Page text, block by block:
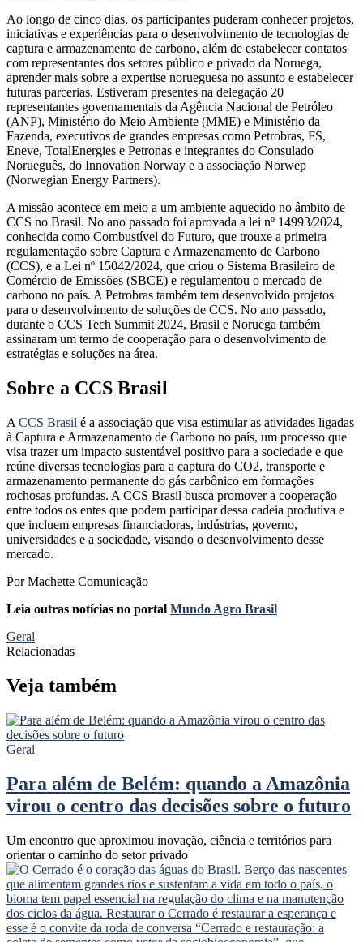
Ao longo de cinco dias, os participantes puderam conhecer projetos,
iniciativas e experiências para o desenvolvimento de tecnologias de
captura e armazenamento de carbono, além de estabelecer contatos
com representantes dos setores público e privado da Noruega,
aprender mais sobre a expertise norueguesa no assunto e estabelecer
futuras parcerias. Estiveram presentes na delegação 20
representantes governamentais da Agência Nacional de Petróleo
(ANP), Ministério do Meio Ambiente (MME) e Ministério da
Fazenda, executivos de grandes empresas como Petrobras, FS,
Eneve, TotalEnergies e Petronas e integrantes do Consulado
Norueguês, do Innovation Norway e a associação Norwep
(Norwegian Energy Partners).
A missão acontece em meio a um ambiente aquecido no âmbito de
CCS no Brasil. No ano passado foi aprovada a lei nº 14993/2024,
conhecida como Combustível do Futuro, que trouxe a primeira
regulamentação sobre Captura e Armazenamento de Carbono
(CCS), e a Lei nº 15042/2024, que criou o Sistema Brasileiro de
Comércio de Emissões (SBCE) e regulamentou o mercado de
carbono no país. A Petrobras também tem desenvolvido projetos
para o desenvolvimento de soluções de CCS. No ano passado,
durante o CCS Tech Summit 2024, Brasil e Noruega também
assinaram um termo de cooperação para o desenvolvimento de
estratégias e soluções na área.
Sobre a CCS Brasil
A CCS Brasil é a associação que visa estimular as atividades ligadas
à Captura e Armazenamento de Carbono no país, um processo que
visa trazer um impacto sustentável positivo para a sociedade e que
reúne diversas tecnologias para a captura do CO2, transporte e
armazenamento permanente do gás carbônico em formações
rochosas profundas. A CCS Brasil busca promover a cooperação
entre todos os entes que podem participar dessa cadeia produtiva e
que incluem empresas financiadoras, indústrias, governo,
universidades e a sociedade, visando o desenvolvimento desse
mercado.
Por Machette Comunicação
Leia outras notícias no portal Mundo Agro Brasil
Geral
Relacionadas
Veja também
Geral
Para além de Belém: quando a Amazônia
virou o centro das decisões sobre o futuro
Um encontro que aproximou inovação, ciência e territórios para
orientar o caminho do setor privado